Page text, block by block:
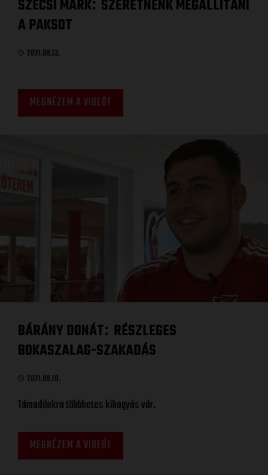
SZÉCSI MÁRK: SZERETNÉNK MEGÁLLÍTANI
A PAKSOT
2021.08.13.
MEGNÉZEM A VIDEÓT
BÁRÁNY DONÁT: RÉSZLEGES
BOKASZALAG-SZAKADÁS
2021.08.10.
Támadónkra többhetes kihagyás vár.
MEGNÉZEM A VIDEÓT